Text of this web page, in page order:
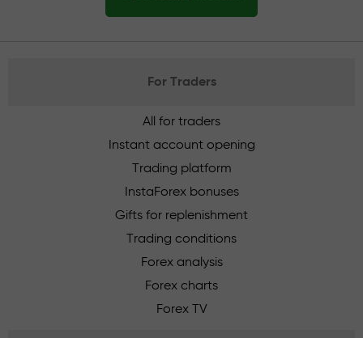
For Traders
All for traders
Instant account opening
Trading platform
InstaForex bonuses
Gifts for replenishment
Trading conditions
Forex analysis
Forex charts
Forex TV